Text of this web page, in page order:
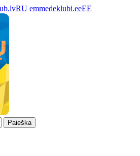
RU emmedeklubi.eeEE
Paieška